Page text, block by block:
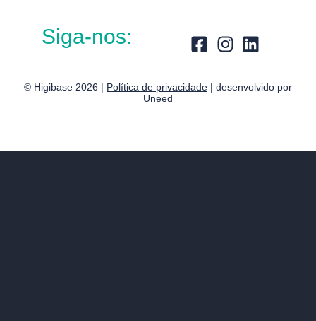
Siga-nos:
© Higibase 2026 | Política de privacidade | desenvolvido por
Uneed